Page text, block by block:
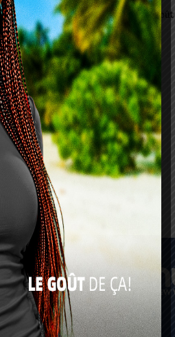
août
L M M
3 4 5
10 11 12
17 18 19
24 25 26